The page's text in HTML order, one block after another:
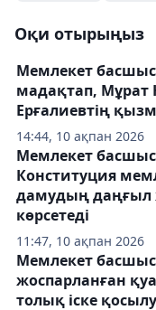
Оқи отырыңыз
14:44, 10 ақпан 2026
Мемлекет
мадақтап, Мұрат
Ерғалиевтің
11:47, 10 ақпан 2026
Мемлекет
Конституция
дамудың даңғыл
көрсетеді
Мемлекет
жоспарланған
толық іске